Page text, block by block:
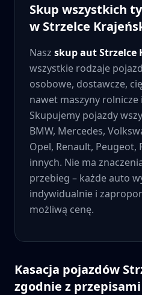
Skup wszystkich
w Strzelce
Nasz skup autStrzelce
wszystkie rodzaje
osobowe, dostawcze,
nawet maszyny rolnicze
Skupujemy pojazdy
BMW, Mercedes,
Opel, Renault, Peugeot,
innych. Nie ma
przebieg – każde auto
indywidualnie i
możliwą cenę.
Kasacja pojazdów
zgodnie z przepisami